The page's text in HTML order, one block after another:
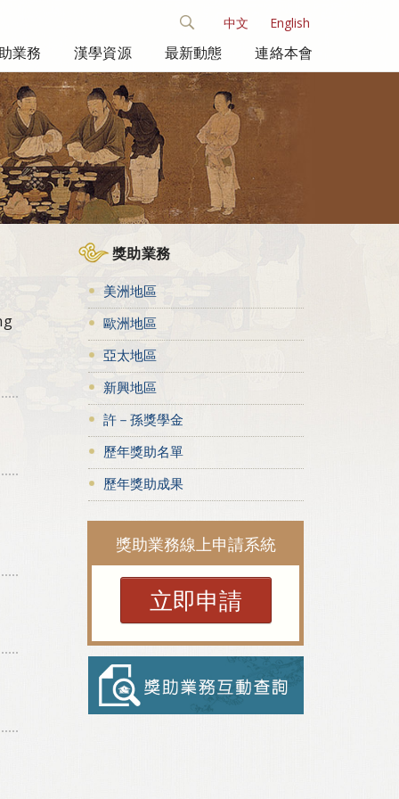
中文 English
業務 漢學資源 最新動態 連絡本會
獎助業務
美洲地區
歐洲地區
亞太地區
新興地區
許－孫獎學金
歷年獎助名單
歷年獎助成果
獎助業務線上申請系統
立即申請